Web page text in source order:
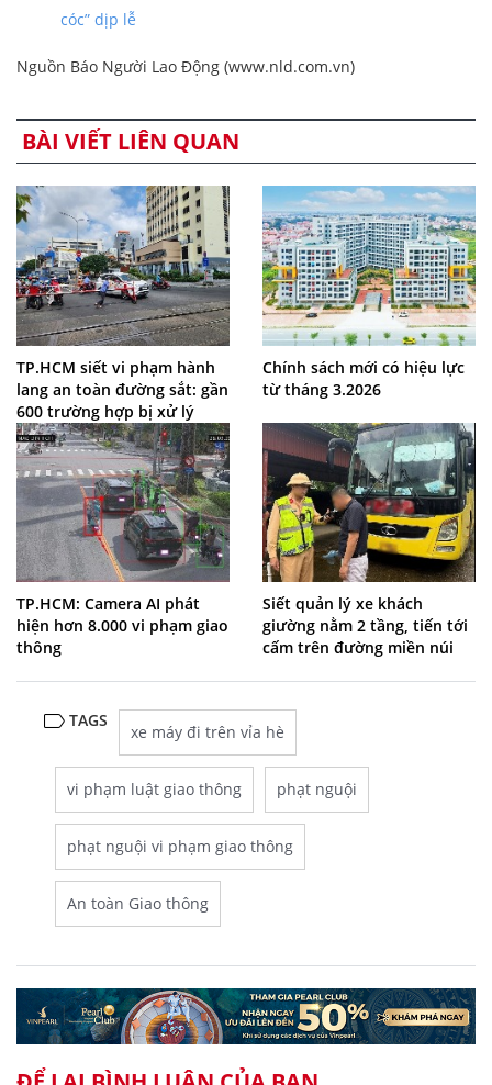
cóc” dịp lễ
Nguồn Báo Người Lao Động (www.nld.com.vn)
BÀI VIẾT LIÊN QUAN
TP.HCM siết vi phạm hành
lang an toàn đường sắt: gần
600 trường hợp bị xử lý
Chính sách mới có hiệu lực
từ tháng 3.2026
TP.HCM: Camera AI phát
hiện hơn 8.000 vi phạm giao
thông
Siết quản lý xe khách
giường nằm 2 tầng, tiến tới
cấm trên đường miền núi
TAGS
xe máy đi trên vỉa hè
vi phạm luật giao thông phạt nguội
phạt nguội vi phạm giao thông
An toàn Giao thông